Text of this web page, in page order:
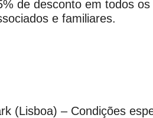
de desconto em todos
e familiares.
(Lisboa) – Condições